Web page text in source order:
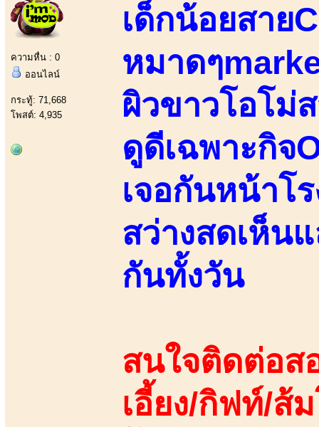
ความหื่น : 0
ออนไลน์
กระทู้: 71,668
โพสต์: 4,935
เด็กน้อยสาย
หมาดๆ
ผิวขาวโอโม่
ดูดีเฉพาะกิจ
เจอกันหน้าโ
สว่างสดเห็น
กันทั้งวัน
สนใจติดต่อส
เอี้ยง/กิฟท์/ส้